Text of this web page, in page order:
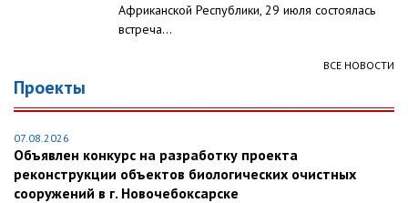
Африканской Республики, 29 июля состоялась
встреча...
ВСЕ НОВОСТИ
Проекты
07.08.2026
Объявлен конкурс на разработку проекта
реконструкции объектов биологических очистных
сооружений в г. Новочебоксарске